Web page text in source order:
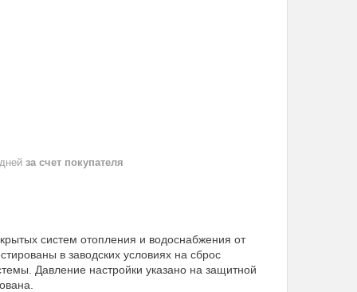
за счет покупателя
систем отопления и водоснабжения от
в заводских условиях на сброс
Давление настройки указано на защитной